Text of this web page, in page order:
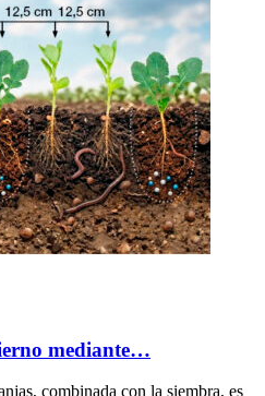
mediante…
combinada con la siembra, es